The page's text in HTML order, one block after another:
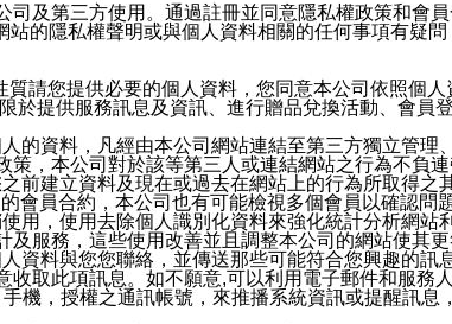
及第三方使用。通過註冊並同意隱私權政策和會
的隱私權聲明或與個人資料相關的任何事項有疑
請您提供必要的個人資料，您同意本公司依照個
提供服務訊息及資訊、進行贈品兌換活動、會員
的資料，凡經由本公司網站連結至第三方獨立管理
，本公司對於該等第三人或連結網站之行為不負連
前建立資料及現在或過去在網站上的行為所取得之
員合約，本公司也有可能檢視多個會員以確認問
用，使用去除個人識別化資料來強化統計分析網站
服務，這些使用改善並且調整本公司的網站使其更
資料與您您聯絡，並傳送那些可能符合您興趣的訊
取此項訊息。如不願意,可以利用電子郵件和服務
機，授權之通訊帳號，來推播系統資訊或提醒訊息